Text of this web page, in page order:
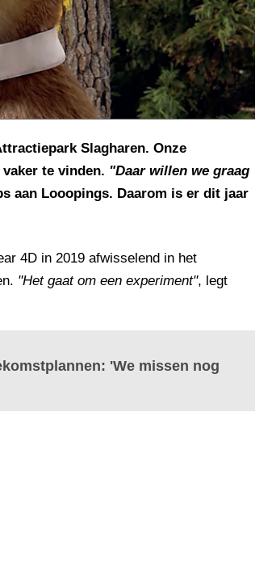
Slagharen. Onze
te vinden. "Daar willen we graag
aan Looopings. Daarom is er dit jaar
4D in 2019 afwisselend in het
"Het gaat om een experiment", legt
'We missen nog